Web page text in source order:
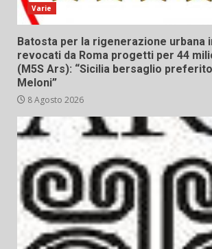
Varie
Batosta per la rigenerazione urbana
revocati da Roma progetti per 44
(M5S Ars): “Sicilia bersaglio
Meloni”
8 Agosto 2026